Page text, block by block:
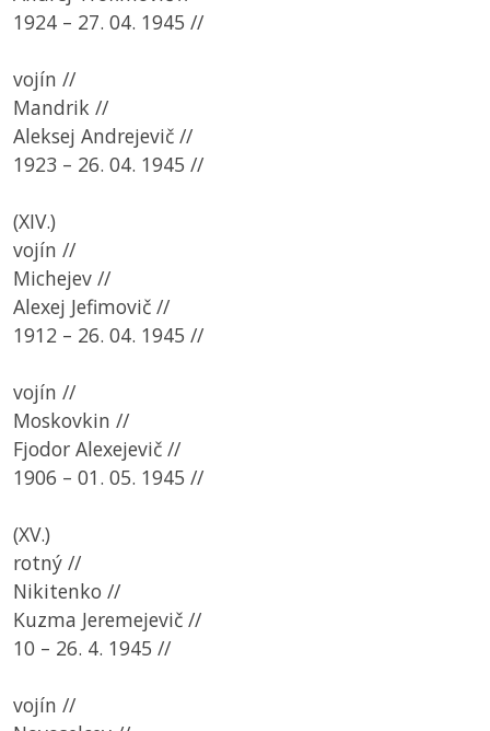
1924 – 27. 04. 1945 //
vojín //
Mandrik //
Aleksej Andrejevič //
1923 – 26. 04. 1945 //
(XIV.)
vojín //
Michejev //
Alexej Jefimovič //
1912 – 26. 04. 1945 //
vojín //
Moskovkin //
Fjodor Alexejevič //
1906 – 01. 05. 1945 //
(XV.)
rotný //
Nikitenko //
Kuzma Jeremejevič //
10 – 26. 4. 1945 //
vojín //